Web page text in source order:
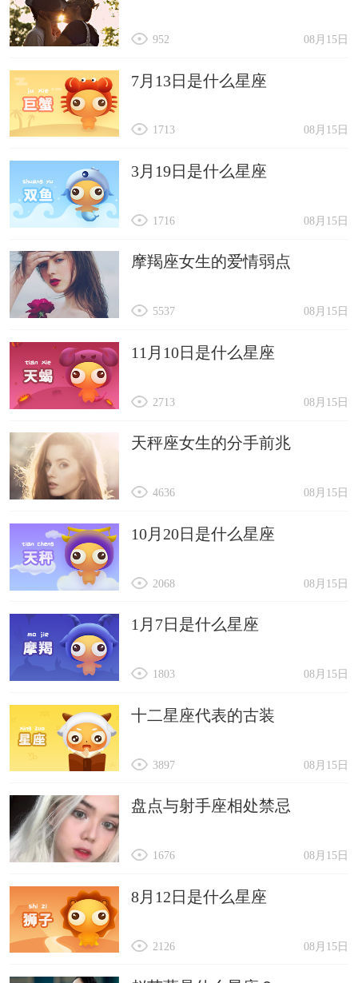
08月15日
952
7月13日是什么星座
08月15日
1713
3月19日是什么星座
08月15日
1716
摩羯座女生的爱情弱点
08月15日
5537
11月10日是什么星座
08月15日
2713
天秤座女生的分手前兆
08月15日
4636
10月20日是什么星座
08月15日
2068
1月7日是什么星座
08月15日
1803
十二星座代表的古装
08月15日
3897
盘点与射手座相处禁忌
08月15日
1676
8月12日是什么星座
08月15日
2126